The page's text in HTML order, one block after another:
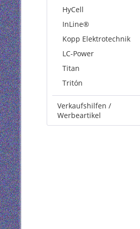
HyCell
InLine®
Kopp Elektrotechnik
LC-Power
Titan
Tritón
Verkaufshilfen /
Werbeartikel